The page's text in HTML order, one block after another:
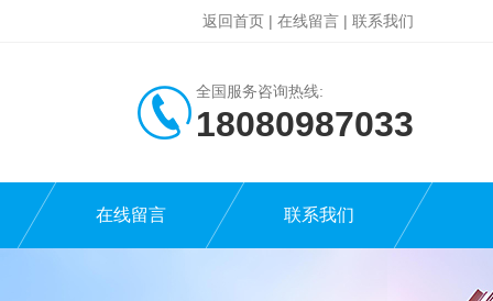
返回首页 | 在线留言 | 联系我们
全国服务咨询热线:
18080987033
在线留言 联系我们